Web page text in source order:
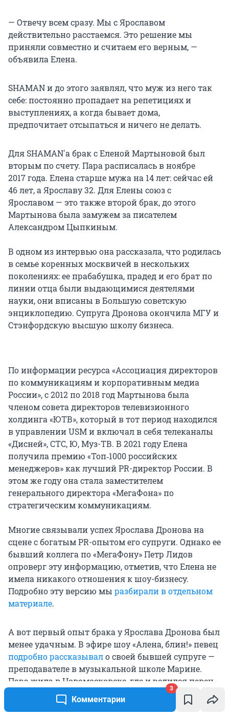
Комментарии
3
— Отвечу всем сразу. Мы с Ярославом
действительно расстаемся. Это решение мы
приняли совместно и считаем его верным, —
объявила Елена.
SHAMAN и до этого заявлял, что муж из него так
себе: постоянно пропадает на репетициях и
выступлениях, а когда бывает дома,
предпочитает отсыпаться и ничего не делать.
Для SHAMAN'а брак с Еленой Мартыновой был
вторым по счету. Пара расписалась в ноябре
2017 года. Елена старше мужа на 14 лет: сейчас ей
46 лет, а Ярославу 32. Для Елены союз с
Ярославом — это также второй брак, до этого
Мартынова была замужем за писателем
Александром Цыпкиным.
В одном из интервью она рассказала, что родилась
в семье коренных москвичей в нескольких
поколениях: ее прабабушка, прадед и его брат по
линии отца были выдающимися деятелями
науки, они вписаны в Большую советскую
энциклопедию. Супруга Дронова окончила МГУ и
Стэнфордскую высшую школу бизнеса.
По информации ресурса «Ассоциация директоров
по коммуникациям и корпоративным медиа
России», с 2012 по 2018 год Мартынова была
членом совета директоров телевизионного
холдинга «ЮТВ», который в тот период находился
в управлении USM и включал в себя телеканалы
«Дисней», СТС, Ю, Муз-ТВ. В 2021 году Елена
получила премию «Топ‑1000 российских
менеджеров» как лучший PR-директор России. В
этом же году она стала заместителем
генерального директора «МегаФона» по
стратегическим коммуникациям.
Многие связывали успех Ярослава Дронова на
сцене с богатым PR-опытом его супруги. Однако ее
бывший коллега по «МегаФону» Петр Лидов
опроверг эту информацию, отметив, что Елена не
имела никакого отношения к шоу-бизнесу.
Подробно эту версию мы разбирали в отдельном
материале.
А вот первый опыт брака у Ярослава Дронова был
менее удачным. В эфире шоу «Алена, блин!» певец
подробно рассказывало своей бывшей супруге —
преподавателе в музыкальной школе Марине.
Пара жила в Новомосковске, где и родился певец.
В браке у SHAMAN'а появилась дочь Варвара.